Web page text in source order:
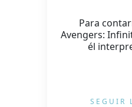
Para
Avengers:
él
SEGUIR